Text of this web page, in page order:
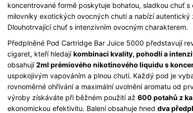
koncentrované formě poskytuje bohatou, sladkou chuť
milovníky exotických ovocných chutí a nabízí
Dlouhotrvající chuť s intenzivním ovocným charakterem.
Předplněné Pod Cartridge Bar Juice 5000 představují
cigaret, kteří hledajíkombinaci kvality, pohodlí a
obsahují2ml prémiového nikotinového liquidu s
uspokojivým vapováním a plnou chutí. Každý pod je
rovnoměrné ohřívání a maximální uvolnění aromatu od
výroby získáváte při běžném použití až 600 potahů z
ekonomickou efektivitu. Balení obsahuje hned dva